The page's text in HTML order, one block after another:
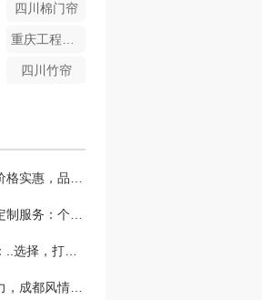
四川棉门帘
重庆工程卷帘
四川竹帘
成都软门帘价格实惠，品质保障，值得信赖
成都软门帘定制服务：个性化设计，彰显品味
成都软门帘：..选择，打造家居新风尚
软门帘的魅力，成都风情在家中